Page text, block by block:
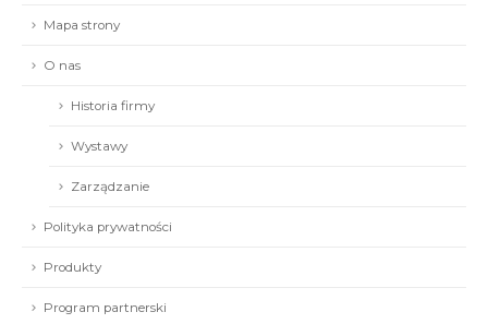
Mapa strony
O nas
Historia firmy
Wystawy
Zarządzanie
Polityka prywatności
Produkty
Program partnerski